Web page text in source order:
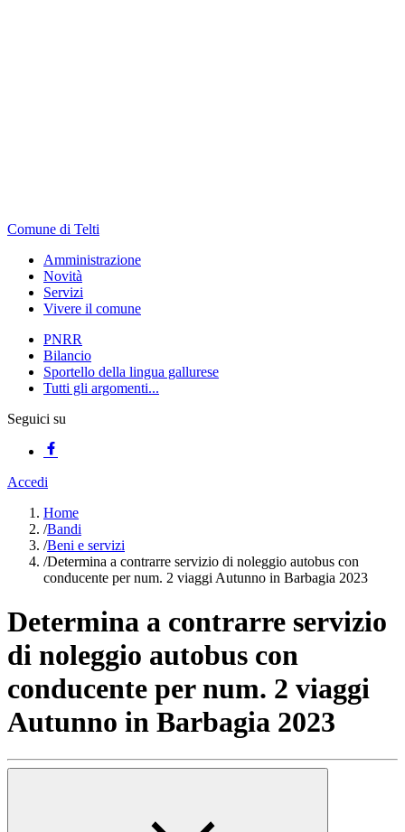
Comune di Telti
Amministrazione
Novità
Servizi
Vivere il comune
PNRR
Bilancio
Sportello della lingua gallurese
Tutti gli argomenti...
Seguici su
Accedi
Home
/Bandi
/Beni e servizi
/Determina a contrarre servizio di noleggio autobus con
conducente per num. 2 viaggi Autunno in Barbagia 2023
Determina a contrarre servizio
di noleggio autobus con
conducente per num. 2 viaggi
Autunno in Barbagia 2023